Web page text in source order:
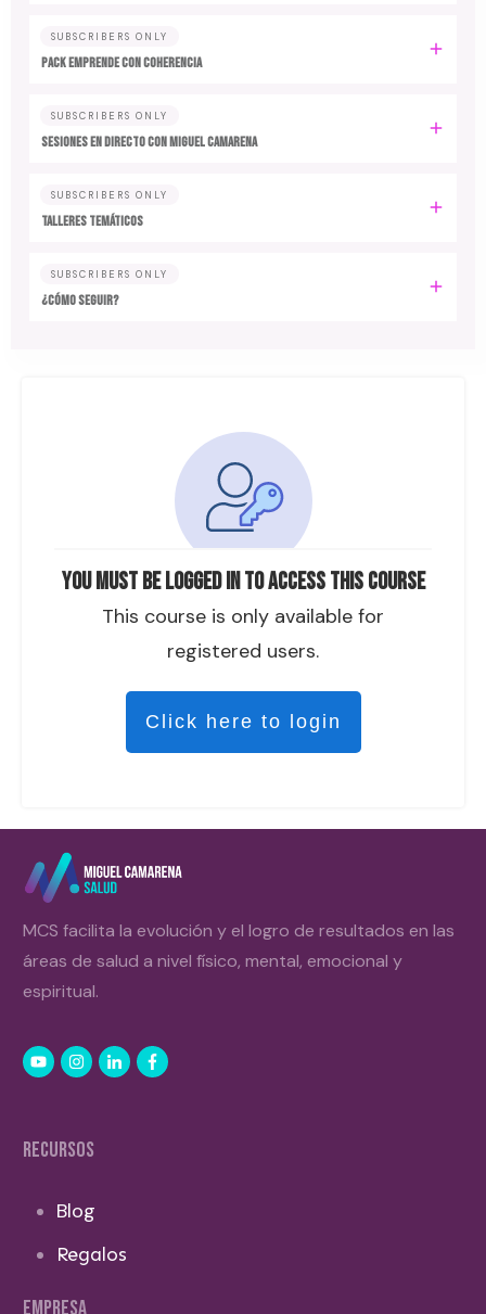
You must be logged in to access this course
This course is only available for
registered users.
Click here to login
SUBSCRIBERS ONLY
PACK EMPRENDE CON COHERENCIA
SUBSCRIBERS ONLY
SESIONES EN DIRECTO CON MIGUEL CAMARENA
SUBSCRIBERS ONLY
TALLERES TEMÁTICOS
SUBSCRIBERS ONLY
¿CÓMO SEGUIR?
MCS facilita la evolución y el logro de resultados en las
áreas de salud a nivel físico, mental, emocional y
espiritual.
RECURSOS
Blog
Regalos